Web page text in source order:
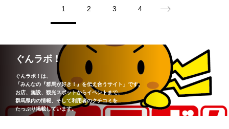
1 2 3 4
ぐんラボ！
ぐんラボ！は、
「みんなの『群馬が好き！』を伝え合うサイト」です。
お店、施設、観光スポットからイベントまで、
群馬県内の情報、そして利用者のクチコミを
たっぷり掲載しています。